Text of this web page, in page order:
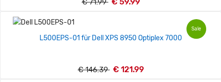
€ 71.99
Sale
L500EPS-01 für Dell XPS 8950 Optiplex 7000
€ 146.39 € 121.99